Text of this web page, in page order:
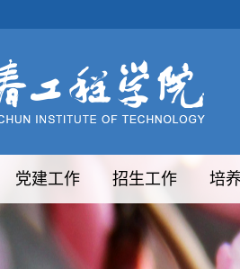
党建工作 招生工作 培